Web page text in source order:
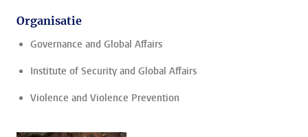
Organisatie
Governance and Global Affairs
Institute of Security and Global Affairs
Violence and Violence Prevention